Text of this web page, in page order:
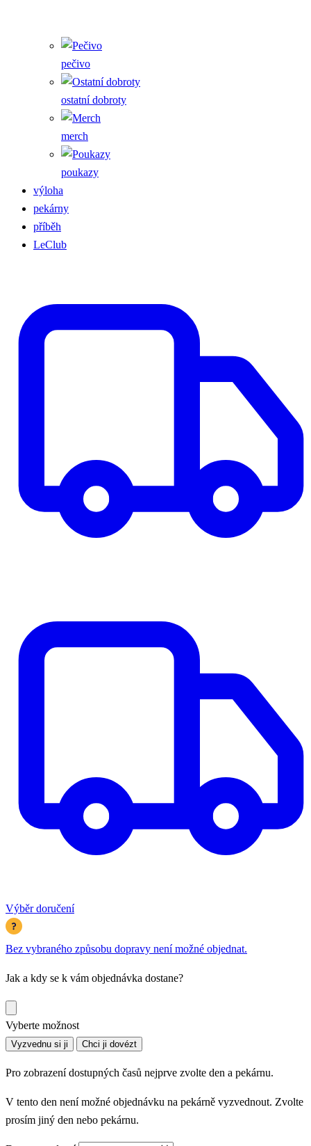
pečivo
ostatní dobroty
merch
poukazy
výloha
pekárny
příběh
LeClub
Výběr doručení
Bez vybraného způsobu dopravy není možné objednat.
Jak a kdy se k vám objednávka dostane?
Vyberte možnost
Vyzvednu si ji Chci ji dovézt
Pro zobrazení dostupných časů nejprve zvolte den a pekárnu.
V tento den není možné objednávku na pekárně vyzvednout. Zvolte
prosím jiný den nebo pekárnu.